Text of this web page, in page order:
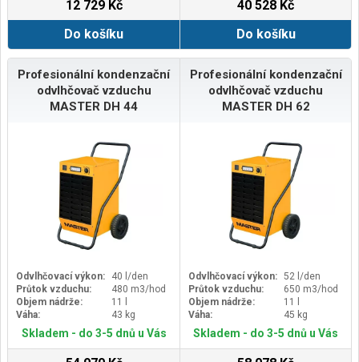
12 729 Kč
Do košíku
40 528 Kč
Do košíku
Profesionální kondenzační
odvlhčovač vzduchu
MASTER DH 44
Odvlhčovací výkon:
40 l/den
Průtok vzduchu:
480 m3/hod
Objem nádrže:
11 l
Váha:
43 kg
Skladem - do 3-5 dnů u Vás
Profesionální kondenzační
odvlhčovač vzduchu
MASTER DH 62
Odvlhčovací výkon: 52 l/den
Průtok vzduchu:
650 m3/hod
Objem nádrže:
11 l
Váha:
45 kg
Skladem - do 3-5 dnů u Vás